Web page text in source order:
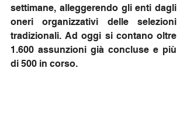
settimane, alleggerendo gli enti dagli
oneri organizzativi delle selezioni
tradizionali. Ad oggi si contano oltre
1.600 assunzioni già concluse e più
di 500 in corso.